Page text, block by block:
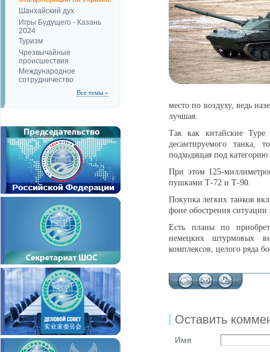
Шанхайский дух
Игры Будущего - Казань
2024
Туризм
Чрезвычайные
происшествия
Международное
сотрудничество
Все темы »
место по воздуху, ведь
лучшая.
Так как китайские
десантируемого танка,
подходящая под
При этом 125-
пушками Т-72 и Т-90.
Покупка легких танков
фоне обострения
Есть планы по
немецких штурмовых
комплексов, целого ряда
Оставить
Имя